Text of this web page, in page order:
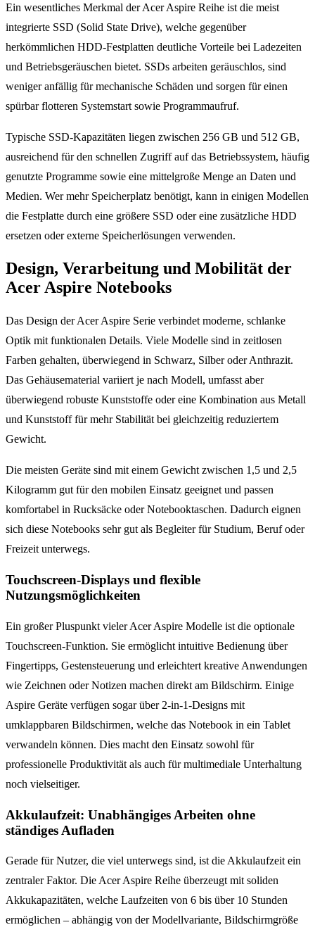
Ein wesentliches Merkmal der Acer Aspire Reihe ist die meist
integrierte SSD (Solid State Drive), welche gegenüber
herkömmlichen HDD-Festplatten deutliche Vorteile bei Ladezeiten
und Betriebsgeräuschen bietet. SSDs arbeiten geräuschlos, sind
weniger anfällig für mechanische Schäden und sorgen für einen
spürbar flotteren Systemstart sowie Programmaufruf.
Typische SSD-Kapazitäten liegen zwischen 256 GB und 512 GB,
ausreichend für den schnellen Zugriff auf das Betriebssystem, häufig
genutzte Programme sowie eine mittelgroße Menge an Daten und
Medien. Wer mehr Speicherplatz benötigt, kann in einigen Modellen
die Festplatte durch eine größere SSD oder eine zusätzliche HDD
ersetzen oder externe Speicherlösungen verwenden.
Design, Verarbeitung und Mobilität der
Acer Aspire Notebooks
Das Design der Acer Aspire Serie verbindet moderne, schlanke
Optik mit funktionalen Details. Viele Modelle sind in zeitlosen
Farben gehalten, überwiegend in Schwarz, Silber oder Anthrazit.
Das Gehäusematerial variiert je nach Modell, umfasst aber
überwiegend robuste Kunststoffe oder eine Kombination aus Metall
und Kunststoff für mehr Stabilität bei gleichzeitig reduziertem
Gewicht.
Die meisten Geräte sind mit einem Gewicht zwischen 1,5 und 2,5
Kilogramm gut für den mobilen Einsatz geeignet und passen
komfortabel in Rucksäcke oder Notebooktaschen. Dadurch eignen
sich diese Notebooks sehr gut als Begleiter für Studium, Beruf oder
Freizeit unterwegs.
Touchscreen-Displays und flexible
Nutzungsmöglichkeiten
Ein großer Pluspunkt vieler Acer Aspire Modelle ist die optionale
Touchscreen-Funktion. Sie ermöglicht intuitive Bedienung über
Fingertipps, Gestensteuerung und erleichtert kreative Anwendungen
wie Zeichnen oder Notizen machen direkt am Bildschirm. Einige
Aspire Geräte verfügen sogar über 2-in-1-Designs mit
umklappbaren Bildschirmen, welche das Notebook in ein Tablet
verwandeln können. Dies macht den Einsatz sowohl für
professionelle Produktivität als auch für multimediale Unterhaltung
noch vielseitiger.
Akkulaufzeit: Unabhängiges Arbeiten ohne
ständiges Aufladen
Gerade für Nutzer, die viel unterwegs sind, ist die Akkulaufzeit ein
zentraler Faktor. Die Acer Aspire Reihe überzeugt mit soliden
Akkukapazitäten, welche Laufzeiten von 6 bis über 10 Stunden
ermöglichen – abhängig von der Modellvariante, Bildschirmgröße